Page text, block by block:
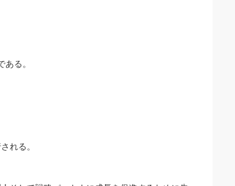
る。
れる。